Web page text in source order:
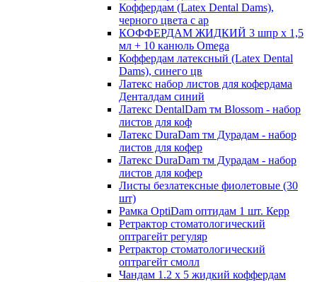
Коффердам (Latex Dental Dams),
черного цвета с ар
КОФФЕРДАМ ЖИДКИЙ 3 шпр х 1,5
мл + 10 канюль Omega
Коффердам латексный (Latex Dental
Dams), синего цв
Латекс набор листов для кофердама
Денталдам синий
Латекс DentalDam тм Blossom - набор
листов для коф
Латекс DuraDam тм Дурадам - набор
листов для кофер
Латекс DuraDam тм Дурадам - набор
листов для кофер
Листы безлатексные фиолетовые (30
шт)
Рамка OptiDam оптидам 1 шт. Керр
Ретрактор стоматологический
оптрагейт регуляр
Ретрактор стоматологический
оптрагейт смолл
Чандам 1.2 х 5 жидкий коффердам